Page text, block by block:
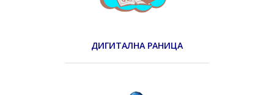
ДИГИТАЛНА РАНИЦА